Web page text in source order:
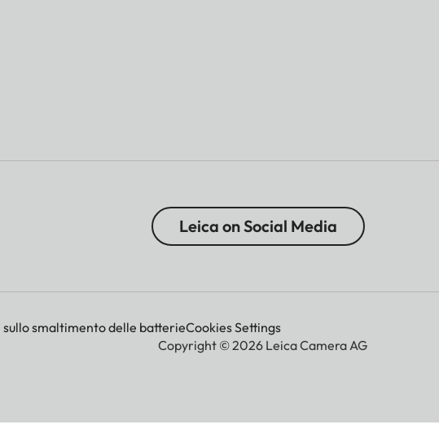
Leica on Social Media
smaltimento delle batterieCookies Settings
Copyright © 2026 Leica Camera AG